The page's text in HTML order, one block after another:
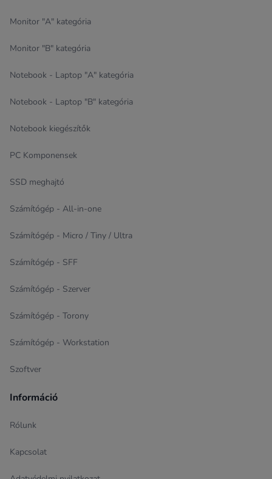
Monitor "A" kategória
Monitor "B" kategória
Notebook - Laptop "A" kategória
Notebook - Laptop "B" kategória
Notebook kiegészítők
PC Komponensek
SSD meghajtó
Számítógép - All-in-one
Számítógép - Micro / Tiny / Ultra
Számítógép - SFF
Számítógép - Szerver
Számítógép - Torony
Számítógép - Workstation
Szoftver
Információ
Rólunk
Kapcsolat